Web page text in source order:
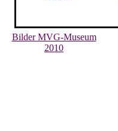
Bilder MVG-Museum
2010